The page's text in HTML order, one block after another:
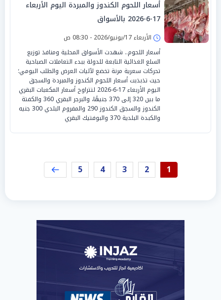
أسعار اللحوم الكندوز والمبردة اليوم الأربعاء
17-6-2026 بالأسواق
الأربعاء 17/يونيو/2026 - 08:30 ص
أسعار اللحوم.. شهدت الأسواق المحلية ومنافذ توزيع
السلع الغذائية التابعة للدولة ببدء التعاملات الصباحية
تحركات سعرية مرنة تخضع لآليات العرض والطلب اليومي؛
حيث تذبذبت أسعار اللحوم الكندوز والمبردة والسجق
اليوم الأربعاء 17-6-2026 لتتراوح أسعار المكعبات البقري
ما بين 320 إلى 370 جنيهًا، والبرجر البقري 360 والكفتة
الكندوز والسجق الكندوز 290 والمفروم البلدي 300 جنيه
والكبدة البلدية 370 والبوفتيك البقري
1
2
3
4
5